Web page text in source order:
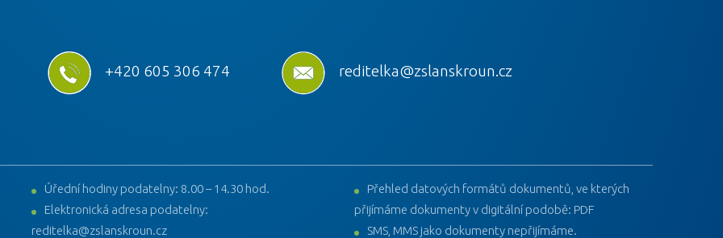
+420 605 306 474 reditelka@zslanskroun.cz
Úřední hodiny podatelny: 8.00 – 14.30 hod.
Elektronická adresa podatelny:
reditelka@zslanskroun.cz
Přehled datových formátů dokumentů, ve kterých
přijímáme dokumenty v digitální podobě: PDF
SMS, MMS jako dokumenty nepřijímáme.